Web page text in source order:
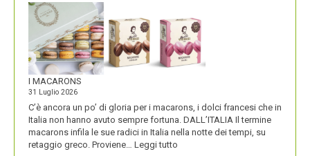
I MACARONS
31 Luglio 2026
C’è ancora un po’ di gloria per i macarons, i dolci francesi che in
Italia non hanno avuto sempre fortuna. DALL’ITALIA Il termine
macarons infila le sue radici in Italia nella notte dei tempi, su
retaggio greco. Proviene… Leggi tutto